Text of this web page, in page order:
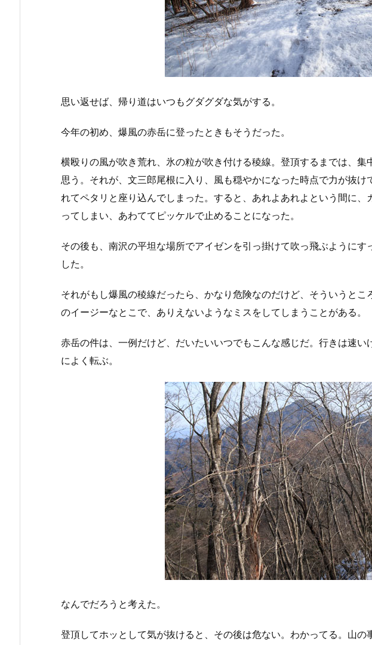
思い返せば、帰り道はいつもグダグダな気がする。
今年の初め、爆風の赤岳に登ったときもそうだった。
横殴りの風が吹き荒れ、氷の粒が吹き付ける稜線。登頂するまでは、
思う。それが、文三郎尾根に入り、風も穏やかになった時点で力が抜
れてペタリと座り込んでしまった。すると、あれよあれよという間に
ってしまい、あわててピッケルで止めることになった。
その後も、南沢の平坦な場所でアイゼンを引っ掛けて吹っ飛ぶように
した。
それがもし爆風の稜線だったら、かなり危険なのだけど、そういうと
のイージーなとこで、ありえないようなミスをしてしまうことがある。
赤岳の件は、一例だけど、だいたいいつでもこんな感じだ。行きは速
によく転ぶ。
なんでだろうと考えた。
登頂してホッとして気が抜けると、その後は危ない。わかってる。山